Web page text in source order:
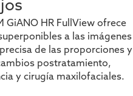
GiANO HR FullView ofrece
a las imágenes
de las proporciones y
postratamiento,
y cirugía maxilofaciales.